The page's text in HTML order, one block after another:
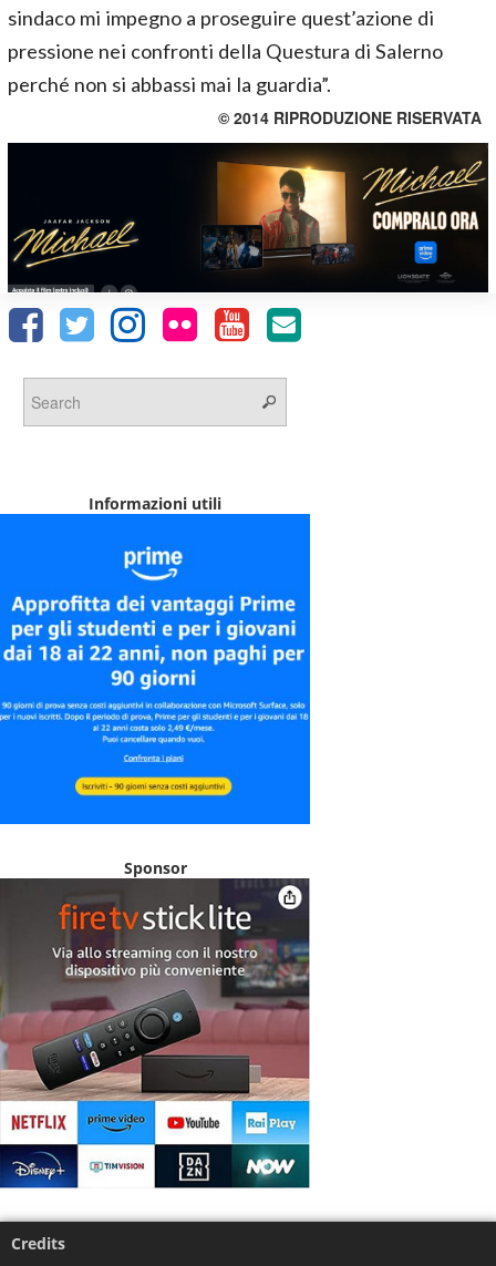
sindaco mi impegno a proseguire quest’azione di
pressione nei confronti della Questura di Salerno
perché non si abbassi mai la guardia”.
© 2014 RIPRODUZIONE RISERVATA
Informazioni utili
Sponsor
Credits